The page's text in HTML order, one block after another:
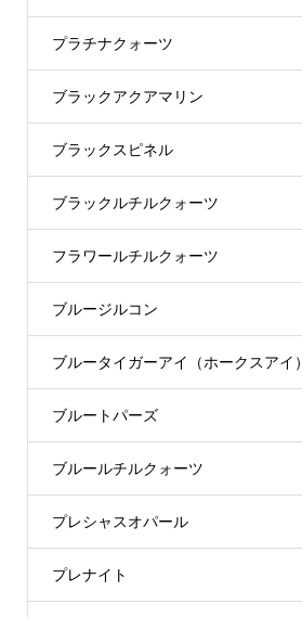
プラチナクォーツ
ブラックアクアマリン
ブラックスピネル
ブラックルチルクォーツ
フラワールチルクォーツ
ブルージルコン
ブルータイガーアイ（ホークスアイ）
ブルートパーズ
ブルールチルクォーツ
プレシャスオパール
プレナイト